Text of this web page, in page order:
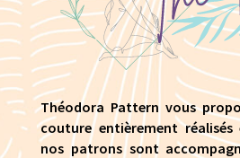
Théodora Pattern vous
couture entièrement réalisés
nos patrons sont